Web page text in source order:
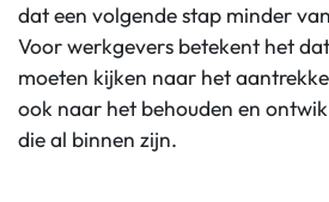
dat een volgende stap minder
Voor werkgevers betekent het
moeten kijken naar het
ook naar het behouden en
die al binnen zijn.